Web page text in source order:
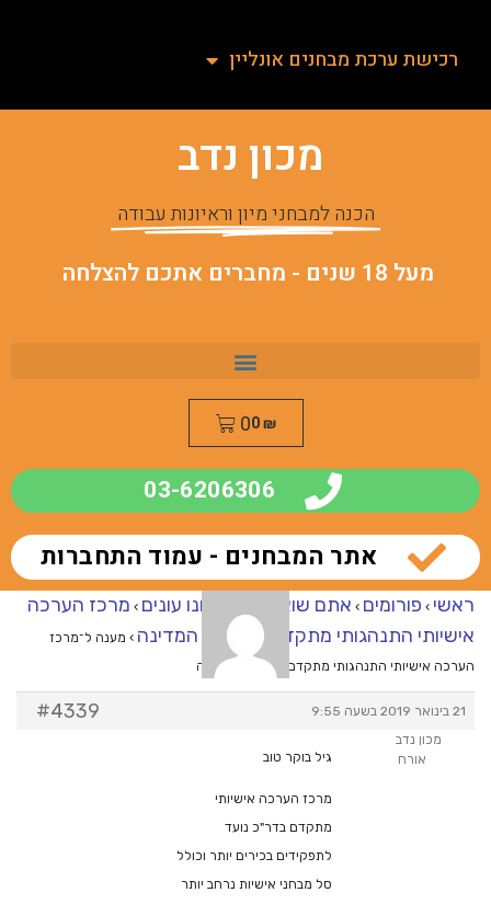
רכישת ערכת מבחנים אונליין
מכון נדב
הכנה למבחני מיון וראיונות עבודה
מעל 18 שנים - מחברים אתכם להצלחה
0₪
0
03-6206306
אתר המבחנים - עמוד התחברות
ראשי › פורומים › אתם שואלים – אנחנו עונים › מרכז הערכה
אישיותי התנהגותי מתקדם בנציבות המדינה › מענה ל־מרכז
הערכה אישיותי התנהגותי מתקדם בנציבות המדינה
21 בינואר 2019 בשעה 9:55 #4339
מכון נדב
אורח
גיל בוקר טוב
מרכז הערכה אישיותי
מתקדם בדר"כ נועד
לתפקידים בכירים יותר וכולל
סל מבחני אישיות נרחב יותר